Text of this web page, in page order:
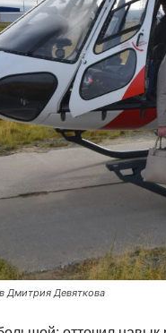
Дмитрия Девяткова